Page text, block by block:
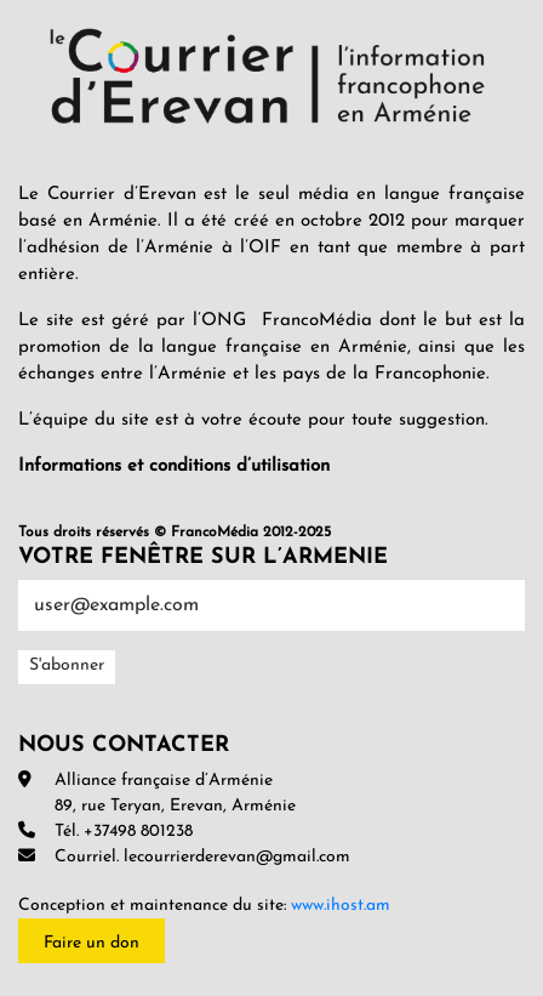
Le Courrier d’Erevan est le seul média en langue française
basé en Arménie. Il a été créé en octobre 2012 pour marquer
l’adhésion de l’Arménie à l’OIF en tant que membre à part
entière.
Le site est géré par l’ONG FrancoMédia dont le but est la
promotion de la langue française en Arménie, ainsi que les
échanges entre l’Arménie et les pays de la Francophonie.
L’équipe du site est à votre écoute pour toute suggestion.
Informations et conditions d’utilisation
Tous droits réservés © FrancoMédia 2012-2025
VOTRE FENÊTRE SUR L’ARMENIE
NOUS CONTACTER
Alliance française d’Arménie
89, rue Teryan, Erevan, Arménie
Tél. +37498 801238
Courriel. lecourrierderevan@gmail.com
Conception et maintenance du site: www.ihost.am
Faire un don